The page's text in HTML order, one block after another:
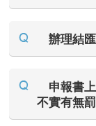
辦理結
申報書
不實有無